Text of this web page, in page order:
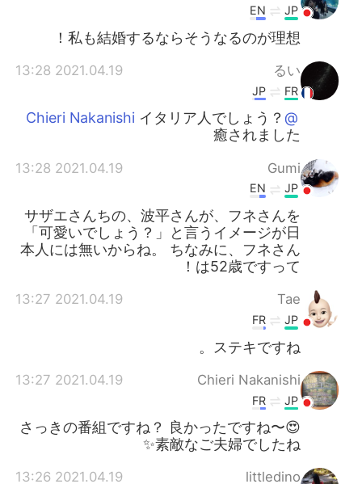
JP
EN
私も結婚するならそうなるのが理想！
るい
2021.04.19 13:28
FR
JP
@Chieri Nakanishi
イタリア人でしょう？
癒されました
Gumi
2021.04.19 13:28
JP
EN
サザエさんちの、波平さんが、フネさんを
「可愛いでしょう？」と言うイメージが日
本人には無いからね。 ちなみに、フネさん
は52歳ですって！
Tae
2021.04.19 13:27
JP
FR
ステキですね。
Chieri Nakanishi
2021.04.19 13:27
JP
FR
さっきの番組ですね？ 良かったですね〜😍
素敵なご夫婦でしたね✨
littledino
2021.04.19 13:26